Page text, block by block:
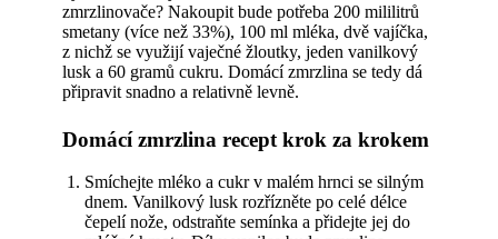
zmrzlinovače? Nakoupit bude potřeba 200 mililitrů
smetany (více než 33%), 100 ml mléka, dvě vajíčka,
z nichž se využijí vaječné žloutky, jeden vanilkový
lusk a 60 gramů cukru. Domácí zmrzlina se tedy dá
připravit snadno a relativně levně.
Domácí zmrzlina recept krok za krokem
Smíchejte mléko a cukr v malém hrnci se silným
dnem. Vanilkový lusk rozřízněte po celé délce
čepelí nože, odstraňte semínka a přidejte jej do